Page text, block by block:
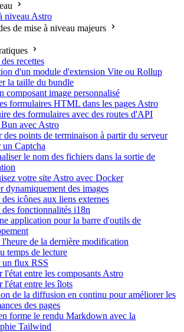
niveau Astro
de mise à niveau majeurs
recettes
d'un module d'extension Vite ou Rollup
la taille du bundle
composant image personnalisé
formulaires HTML dans les pages Astro
des formulaires avec des routes d'API
avec Astro
des points de terminaison à partir du serveur
Captcha
le nom des fichiers dans la sortie de
votre site Astro avec Docker
dynamiquement des images
icônes aux liens externes
fonctionnalités i18n
application pour la barre d'outils de
de la dernière modification
temps de lecture
flux RSS
l'état entre les composants Astro
l'état entre les îlots
de la diffusion en continu pour améliorer les
des pages
forme le rendu Markdown avec la
Tailwind